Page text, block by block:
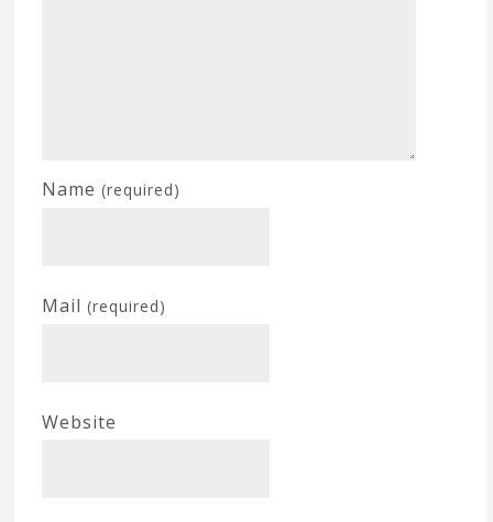
Name(required)
Mail(required)
Website